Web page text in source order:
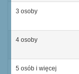
3 osoby
4 osoby
5 osób i więcej